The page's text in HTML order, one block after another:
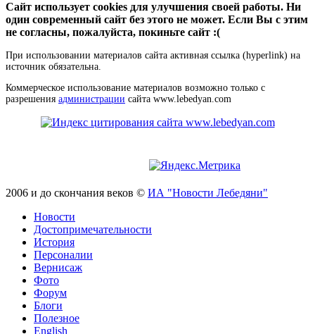
Сайт использует cookies для улучшения своей работы. Ни
один современный сайт без этого не может. Если Вы с этим
не согласны, пожалуйста, покиньте сайт :(
При использовании материалов сайта активная ссылка (hyperlink) на
источник обязательна.
Коммерческое использование материалов возможно только с
разрешения администрации сайта www.lebedyan.com
2006 и до скончания веков © ИА "Новости Лебедяни"
Новости
Достопримечательности
История
Персоналии
Вернисаж
Фото
Форум
Блоги
Полезное
English